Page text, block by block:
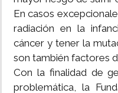
En casos
radiación en la
cáncer y tener la
son también factores
Con la finalidad de
problemática, la